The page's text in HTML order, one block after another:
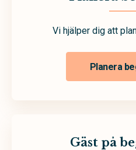
Vi hjälper dig att
Planera
Gäst på